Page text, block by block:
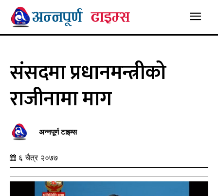
संसदमा प्रधानमन्त्रीको
राजीनामा माग
अन्नपूर्ण टाइम्स
६ चैत्र २०७७